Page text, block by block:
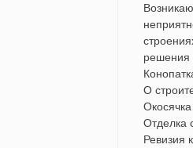
решения
О
Окосячка
Отделка
Ревизия